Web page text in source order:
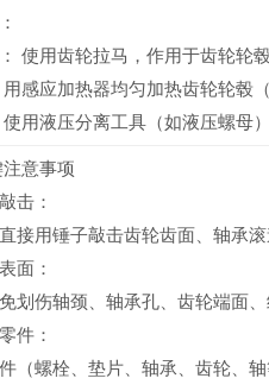
使用齿轮拉马，作用于齿轮轮
感应加热器均匀加热齿轮轮毂
用液压分离工具（如液压螺母）
注意事项
击：
接用锤子敲击齿轮齿面、轴承
面：
划伤轴颈、轴承孔、齿轮端面、
件：
（螺栓、垫片、轴承、齿轮、